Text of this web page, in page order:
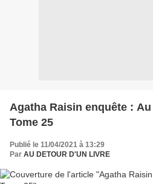
Agatha Raisin enquête :
Tome 25
Publié le 11/04/2021 à 13:29
Par AU DETOUR D'UN LIVRE